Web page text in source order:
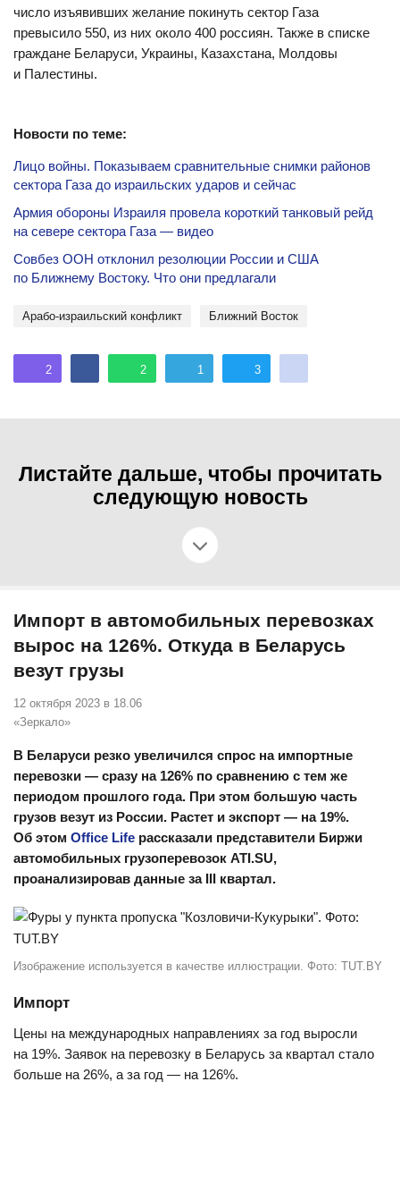
число изъявивших желание покинуть сектор Газа
превысило 550, из них около 400 россиян. Также в списке
граждане Беларуси, Украины, Казахстана, Молдовы
и Палестины.
Новости по теме:
Лицо войны. Показываем сравнительные снимки районов
сектора Газа до израильских ударов и сейчас
Армия обороны Израиля провела короткий танковый рейд
на севере сектора Газа — видео
Совбез ООН отклонил резолюции России и США
по Ближнему Востоку. Что они предлагали
Арабо-израильский конфликт Ближний Восток
2 2 1 3
Листайте дальше, чтобы прочитать
следующую новость